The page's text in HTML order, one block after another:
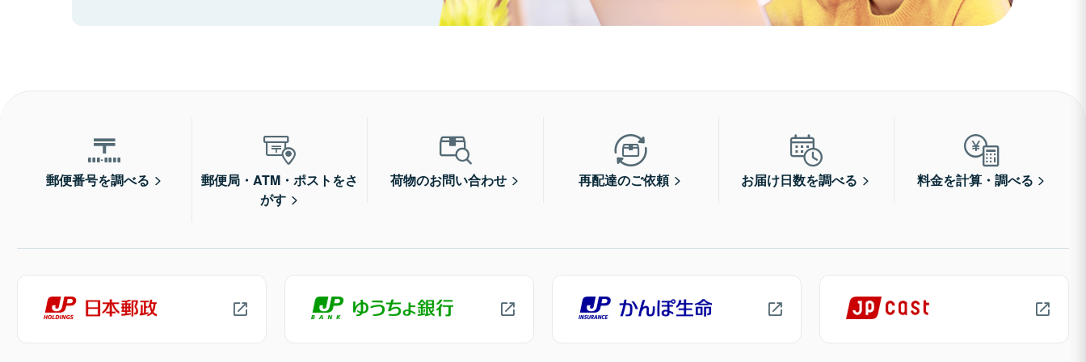
郵便番号を調べる
郵便局・ATM・ポストをさ
がす
荷物のお問い合わせ 再配達のご依頼 お届け日数を調べる 料金を計算・調べる